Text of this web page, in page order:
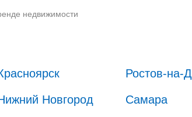
недвижимости
Ростов-на-
Новгород Самара